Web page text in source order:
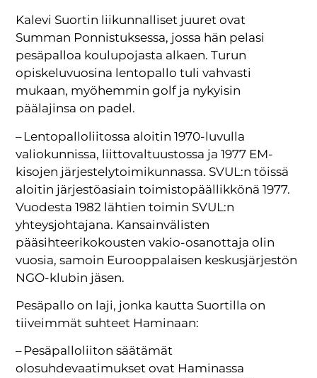
Kalevi Suortin liikunnalliset juuret ovat
Summan Ponnistuksessa, jossa hän pelasi
pesäpalloa koulupojasta alkaen. Turun
opiskeluvuosina lentopallo tuli vahvasti
mukaan, myöhemmin golf ja nykyisin
päälajinsa on padel.
– Lentopalloliitossa aloitin 1970-luvulla
valiokunnissa, liittovaltuustossa ja 1977 EM-
kisojen järjestelytoimikunnassa. SVUL:n töissä
aloitin järjestöasiain toimistopäällikkönä 1977.
Vuodesta 1982 lähtien toimin SVUL:n
yhteysjohtajana. Kansainvälisten
pääsihteerikokousten vakio-osanottaja olin
vuosia, samoin Eurooppalaisen keskusjärjestön
NGO-klubin jäsen.
Pesäpallo on laji, jonka kautta Suortilla on
tiiveimmät suhteet Haminaan:
– Pesäpalloliiton säätämät
olosuhdevaatimukset ovat Haminassa